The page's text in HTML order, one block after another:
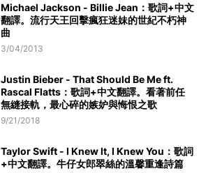
Michael Jackson - Billie Jean：歌詞+中文
翻譯。流行天王回擊瘋狂迷妹的世紀不朽神
曲
3/04/2013
Justin Bieber - That Should Be Me ft.
Rascal Flatts：歌詞+中文翻譯。看著前任
無縫接軌，最心碎的嫉妒與悔恨之歌
9/21/2018
Taylor Swift - I Knew It, I Knew You：歌詞
+中文翻譯。牛仔女郎翠絲的溫馨重逢詩篇